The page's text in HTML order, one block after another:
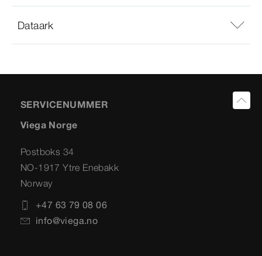
Dataark
SERVICENUMMER
Viega Norge
Postboks 34
NO-1917 Ytre Enebakk
Norway
+47 63 79 08 06
info@viega.no